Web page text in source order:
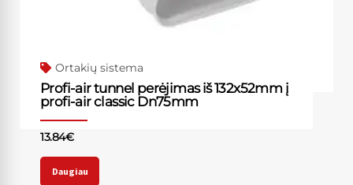
Ortakių sistema
Profi-air tunnel perėjimas iš 132x52mm į
profi-air classic Dn75mm
13.84€
Daugiau